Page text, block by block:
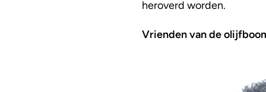
heroverd worden.
Vrienden van de